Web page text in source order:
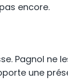
encore.
Pagnol ne
une